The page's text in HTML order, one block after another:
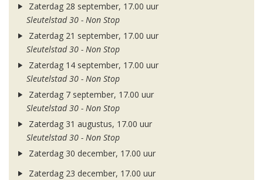
Zaterdag 28 september, 17.00 uur
Sleutelstad 30 - Non Stop
Zaterdag 21 september, 17.00 uur
Sleutelstad 30 - Non Stop
Zaterdag 14 september, 17.00 uur
Sleutelstad 30 - Non Stop
Zaterdag 7 september, 17.00 uur
Sleutelstad 30 - Non Stop
Zaterdag 31 augustus, 17.00 uur
Sleutelstad 30 - Non Stop
Zaterdag 30 december, 17.00 uur
Zaterdag 23 december, 17.00 uur